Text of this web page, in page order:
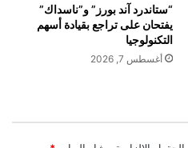
“ستاندرد آند بورز” و”ناسداك”
يفتحان على تراجع بقيادة أسهم
التكنولوجيا
أغسطس 7, 2026